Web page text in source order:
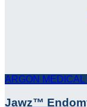
ARGON
Jawz™